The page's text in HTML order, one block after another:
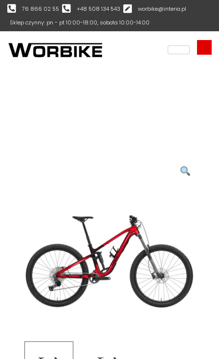
76 866 02 55 +48 508 134 543
worbike@interia.pl
Sklep czynny: pn - pt 10:00-18:00, sobota 10:00-14:00